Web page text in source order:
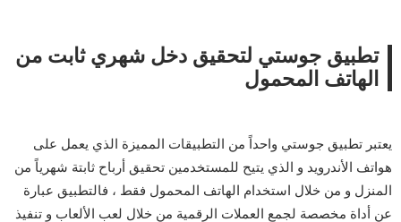
تطبيق جوستي لتحقيق دخل شهري ثابت من
الهاتف المحمول
يعتبر تطبيق جوستي واحداً من التطبيقات المميزة الذي يعمل على
هواتف الأندرويد و الذي يتيح للمستخدمين تحقيق أرباح ثابتة شهرياً من
المنزل و من خلال استخدام الهاتف المحمول فقط ، فالتطبيق عبارة
عن أداة مخصصة لجمع العملات الرقمية من خلال لعب الألعاب و تنفيذ